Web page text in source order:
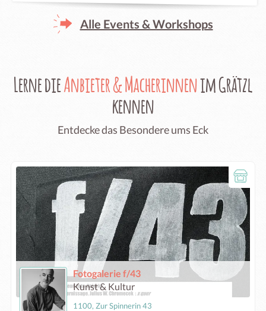
Alle Events & Workshops
Lerne dieAnbieter & Macherinnenim Grätzl
kennen
Entdecke das Besondere ums Eck
Fotogalerie f/43
Kunst & Kultur
1100, Zur Spinnerin 43